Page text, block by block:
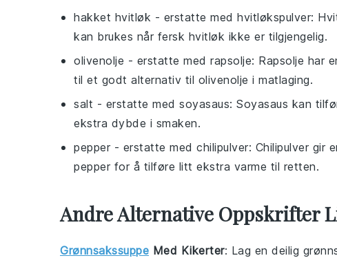
hakket hvitløk - erstatte med hvitløkspulver:
kan brukes når fersk hvitløk ikke er tilgjengelig.
olivenolje - erstatte med rapsolje: Rapsolje har
til et godt alternativ til olivenolje i matlaging.
salt - erstatte med soyasaus: Soyasaus kan
ekstra dybde i smaken.
pepper - erstatte med chilipulver: Chilipulver gir
pepper for å tilføre litt ekstra varme til retten.
Andre Alternative Oppskrifter
Grønnsakssuppe Med Kikerter: Lag en deilig